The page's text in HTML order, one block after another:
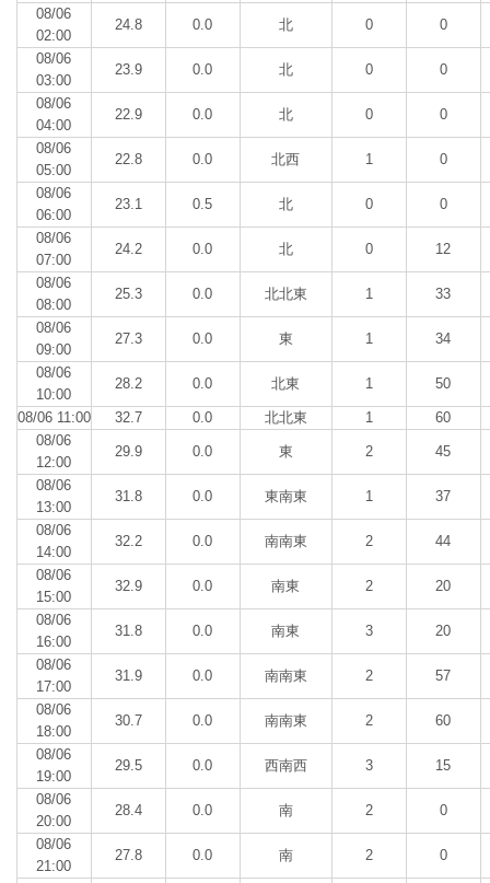
08/06
02:00
24.8 0.0 北 0 0
08/06
03:00
23.9 0.0 北 0 0
08/06
04:00
22.9 0.0 北 0 0
08/06
05:00
22.8 0.0 北西 1 0
08/06
06:00
23.1 0.5 北 0 0
08/06
07:00
24.2 0.0 北 0 12
08/06
08:00
25.3 0.0 北北東 1 33
08/06
09:00
27.3 0.0 東 1 34
08/06
10:00
28.2 0.0 北東 1 50
08/06 11:00 32.7 0.0 北北東 1
60
08/06
12:00
29.9 0.0 東 2 45
08/06
13:00
31.8 0.0 東南東 1 37
08/06
14:00
32.2 0.0 南南東 2 44
08/06
15:00
32.9 0.0 南東 2 20
08/06
16:00
31.8 0.0 南東 3 20
08/06
17:00
31.9 0.0 南南東 2 57
08/06
18:00
30.7 0.0 南南東 2 60
08/06
19:00
29.5 0.0 西南西 3 15
08/06
20:00
28.4 0.0 南 2 0
08/06
21:00
27.8 0.0 南 2 0